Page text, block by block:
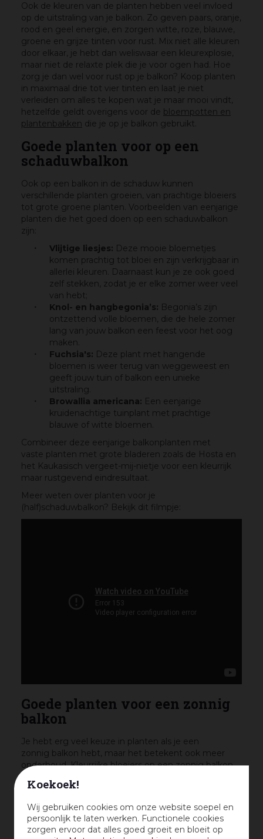
Koekoek!
Wij gebruiken cookies om onze website soepel en
persoonlijk te laten werken. Functionele cookies
zorgen ervoor dat alles goed groeit en bloeit op
Ook de kleuren van de planten hebben veel invloed
op de uitstraling van je balkon. Zo geven paars, oranje,
rood en geel energie, en zorgen witte, roze, blauwe,
groene en grijze tinten voor rust. Mix niet alle kleuren
door elkaar, je hebt dan weliswaar een kleurexplosie,
maar niet de relaxte plek die je voor ogen had. Hoe
zorg je dan wel voor rust op je balkon? Koop planten
in maximaal drie tot vier tinten en laat je niet
verleiden om alles te kopen wat je maar mooi vindt,
hetzelfde geldt overigens voor de bloempotten en
plantenbakken die je op je balkon gebruikt.
Goede planten voor op een
schaduwbalkon
Ook op een balkon in de schaduw kunnen
verschillende planten groeien, van prachtige bloeiers
tot grote groene planten. Voorbeelden van eenjarige
planten die het goed doen op een schaduwbalkon
zijn:
Vlijtige liesjes: Deze mooie bloemetjes
komen prachtig tot bloei en zijn verkrijgbaar in
allerlei kleuren. Daarnaast kun je ze ook goed
zelf stekken, zodat je er elke zomer weer veel
van hebt;
Knol- en hangbegonia’s: Begonia’s zijn
ontzettend volle bloemen, die de hele zomer
lang van jouw balkon een feest voor het oog
maken.
Fuchsia's: Deze plant met hangende
bloemen is weer terug van weggeweest en
geeft jouw tuin of balkon een unieke
uitstraling.
Browallia americana: Een eenjarige
kruidenachtige tuinplant met prachtige
blauwe of witte bloemen.
Combineer deze eenjarige balkonplanten met
vaste planten met grote bladeren zoals de Hosta en
het Kaukasisch vergeet-mij-nietje voor een kleurrijk
maar rustgevend eindresultaat.
Meer weten over planten voor je
(half)schaduwbalkon? Bekijk dit filmpje:
Goede planten voor een zonnig
balkon
Je hebt erg veel keuze in planten als je een
zonnig balkon hebt, maar het betekent ook meer
onderhoud. Kleurrijke bloeiers op een zonnig balkon
gebruik bij voorkeur ruime potten zodat de aarde
Voorbeelden van planten die het goed doen op een
zonnig balkon zijn: